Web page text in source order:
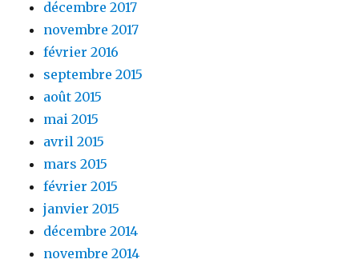
décembre 2017
novembre 2017
février 2016
septembre 2015
août 2015
mai 2015
avril 2015
mars 2015
février 2015
janvier 2015
décembre 2014
novembre 2014